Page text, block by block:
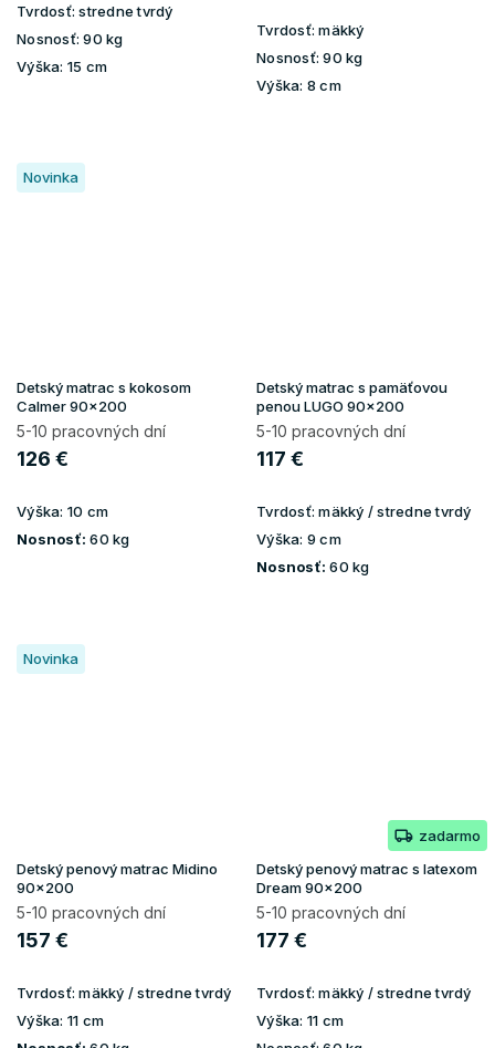
Tvrdosť: stredne tvrdý
Nosnosť: 90 kg
Výška: 15 cm
Tvrdosť: mäkký
Nosnosť: 90 kg
Výška: 8 cm
Novinka
Detský matrac s kokosom
Calmer 90x200
5-10 pracovných dní
126 €
Výška: 10 cm
Nosnosť: 60 kg
Detský matrac s pamäťovou
penou LUGO 90x200
5-10 pracovných dní
117 €
Tvrdosť: mäkký / stredne tvrdý
Výška: 9 cm
Nosnosť: 60 kg
Novinka
Detský penový matrac Midino
90x200
5-10 pracovných dní
157 €
Tvrdosť: mäkký / stredne tvrdý
Výška: 11 cm
zadarmo
Detský penový matrac s latexom
Dream 90x200
5-10 pracovných dní
177 €
Tvrdosť: mäkký / stredne tvrdý
Výška: 11 cm